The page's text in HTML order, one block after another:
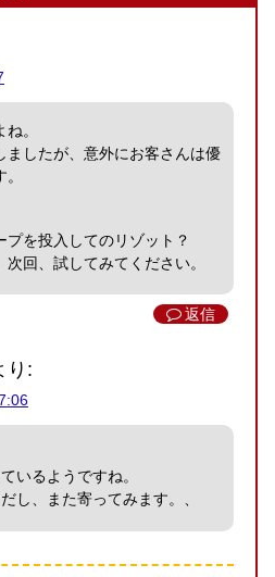
。
ましたが、意外にお客さんは優
を投入してのリゾット？
回、試してみてください。
返信
り:
いるようですね。
し、また寄ってみます。、